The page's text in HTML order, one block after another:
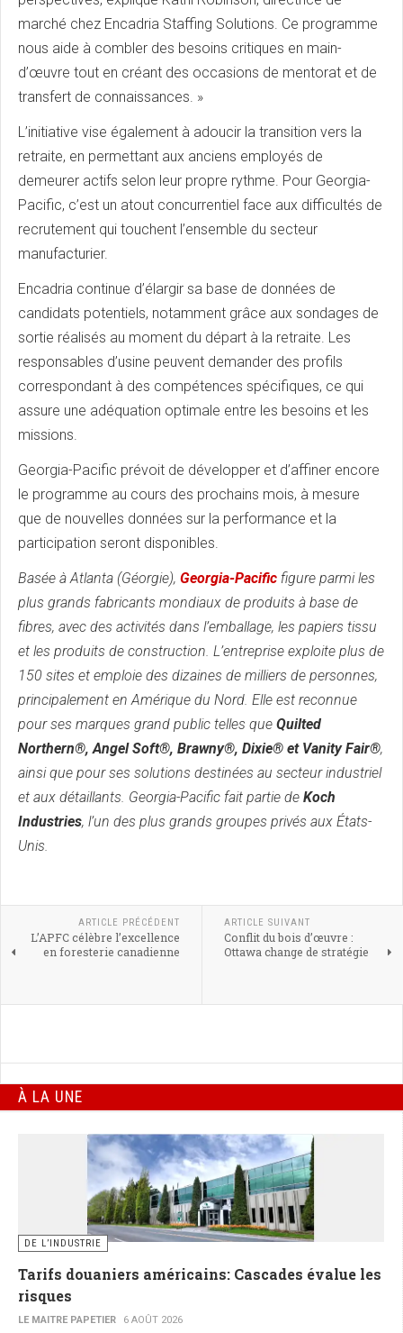
marché chez Encadria Staffing Solutions. Ce programme
nous aide à combler des besoins critiques en main-
d’œuvre tout en créant des occasions de mentorat et de
transfert de connaissances. »
L’initiative vise également à adoucir la transition vers la
retraite, en permettant aux anciens employés de
demeurer actifs selon leur propre rythme. Pour Georgia-
Pacific, c’est un atout concurrentiel face aux difficultés de
recrutement qui touchent l’ensemble du secteur
manufacturier.
Encadria continue d’élargir sa base de données de
candidats potentiels, notamment grâce aux sondages de
sortie réalisés au moment du départ à la retraite. Les
responsables d’usine peuvent demander des profils
correspondant à des compétences spécifiques, ce qui
assure une adéquation optimale entre les besoins et les
missions.
Georgia-Pacific prévoit de développer et d’affiner encore
le programme au cours des prochains mois, à mesure
que de nouvelles données sur la performance et la
participation seront disponibles.
Basée à Atlanta (Géorgie), Georgia-Pacific figure parmi les
plus grands fabricants mondiaux de produits à base de
fibres, avec des activités dans l’emballage, les papiers tissu
et les produits de construction. L’entreprise exploite plus de
150 sites et emploie des dizaines de milliers de personnes,
principalement en Amérique du Nord. Elle est reconnue
pour ses marques grand public telles que Quilted
Northern®, Angel Soft®, Brawny®, Dixie® et Vanity Fair®,
ainsi que pour ses solutions destinées au secteur industriel
et aux détaillants. Georgia-Pacific fait partie de Koch
Industries, l’un des plus grands groupes privés aux États-
Unis.
ARTICLE PRÉCÉDENT
L’APFC célèbre l’excellence
en foresterie canadienne
ARTICLE SUIVANT
Conflit du bois d’œuvre :
Ottawa change de stratégie
À LA UNE
DE L’INDUSTRIE
Tarifs douaniers américains: Cascades évalue les
risques
LE MAITRE PAPETIER 6 AOÛT 2026